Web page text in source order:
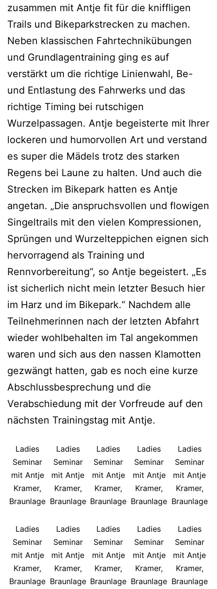
zusammen mit Antje fit für die kniffligen
Trails und Bikeparkstrecken zu machen.
Neben klassischen Fahrtechnikübungen
und Grundlagentraining ging es auf
verstärkt um die richtige Linienwahl, Be-
und Entlastung des Fahrwerks und das
richtige Timing bei rutschigen
Wurzelpassagen. Antje begeisterte mit Ihrer
lockeren und humorvollen Art und verstand
es super die Mädels trotz des starken
Regens bei Laune zu halten. Und auch die
Strecken im Bikepark hatten es Antje
angetan. „Die anspruchsvollen und flowigen
Singeltrails mit den vielen Kompressionen,
Sprüngen und Wurzelteppichen eignen sich
hervorragend als Training und
Rennvorbereitung“, so Antje begeistert. „Es
ist sicherlich nicht mein letzter Besuch hier
im Harz und im Bikepark.“ Nachdem alle
Teilnehmerinnen nach der letzten Abfahrt
wieder wohlbehalten im Tal angekommen
waren und sich aus den nassen Klamotten
gezwängt hatten, gab es noch eine kurze
Abschlussbesprechung und die
Verabschiedung mit der Vorfreude auf den
nächsten Trainingstag mit Antje.
Ladies
Seminar
mit Antje
Kramer,
Braunlage
Ladies
Seminar
mit Antje
Kramer,
Braunlage
Ladies
Seminar
mit Antje
Kramer,
Braunlage
Ladies
Seminar
mit Antje
Kramer,
Braunlage
Ladies
Seminar
mit Antje
Kramer,
Braunlage
Ladies
Seminar
mit Antje
Kramer,
Braunlage
Ladies
Seminar
mit Antje
Kramer,
Braunlage
Ladies
Seminar
mit Antje
Kramer,
Braunlage
Ladies
Seminar
mit Antje
Kramer,
Braunlage
Ladies
Seminar
mit Antje
Kramer,
Braunlage